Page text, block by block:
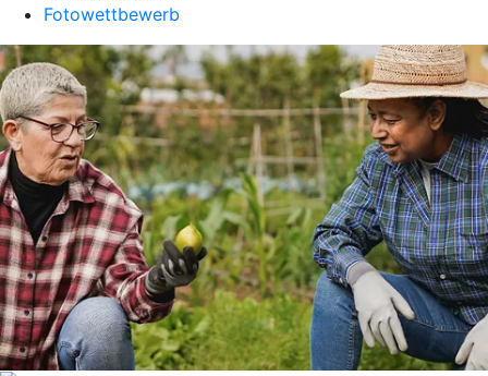
Fotowettbewerb